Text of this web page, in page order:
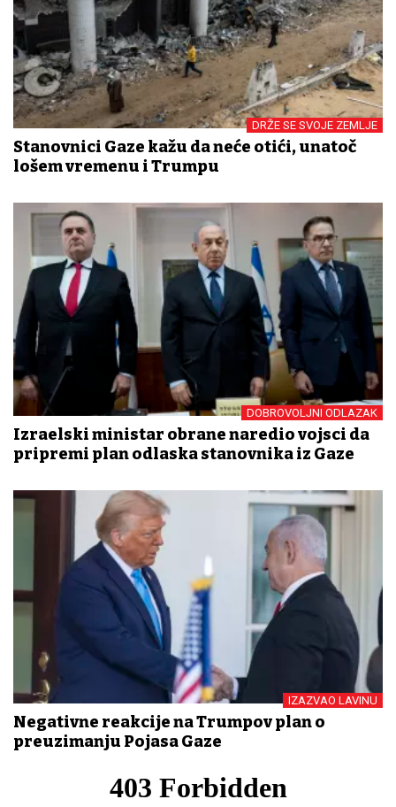
DRŽE SE SVOJE ZEMLJE
Stanovnici Gaze kažu da neće otići, unatoč
lošem vremenu i Trumpu
DOBROVOLJNI ODLAZAK
Izraelski ministar obrane naredio vojsci da
pripremi plan odlaska stanovnika iz Gaze
IZAZVAO LAVINU
Negativne reakcije na Trumpov plan o
preuzimanju Pojasa Gaze